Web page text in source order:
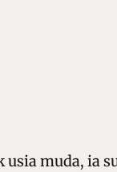
usia muda,